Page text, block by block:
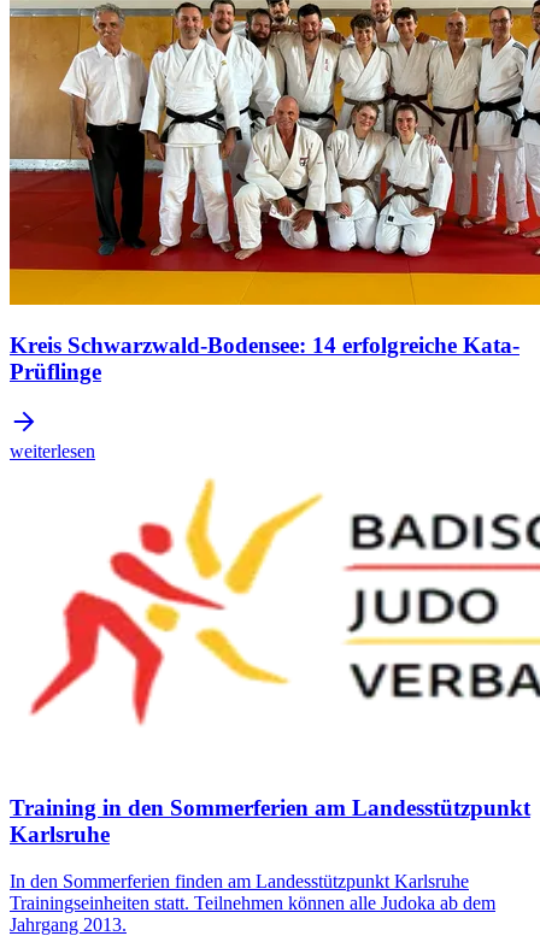
Kreis Schwarzwald-Bodensee: 14 erfolgreiche Kata-
Prüflinge
weiterlesen
Training in den Sommerferien am Landesstützpunkt
Karlsruhe
In den Sommerferien finden am Landesstützpunkt Karlsruhe
Trainingseinheiten statt. Teilnehmen können alle Judoka ab dem
Jahrgang 2013.